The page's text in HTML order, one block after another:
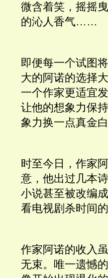
微含着笑，摇摇
的沁人香气……
即便每一个试图
大的阿诺的选择
一个作家更适宜
让他的想象力保
象力换一点真金
时至今日，作家
意，他出过几本
小说甚至被改编
看电视剧杀时间
作家阿诺的收入
无束。唯一遗憾